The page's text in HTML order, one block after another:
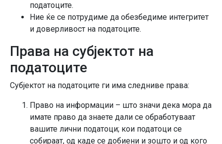
податоците.
Ние ќе се потрудиме да обезбедиме интегритет
и доверливост на податоците.
Права на субјектот на
податоците
Субјектот на податоците ги има следниве права:
Право на информации – што значи дека мора да
имате право да знаете дали се обработуваат
вашите лични податоци; кои податоци се
собираат, од каде се добиени и зошто и од кого